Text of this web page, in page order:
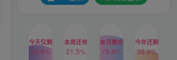
今天仅剩
50.6%
本周还有
21.5%
本月剩余
75.8%
今年还剩
39.9%